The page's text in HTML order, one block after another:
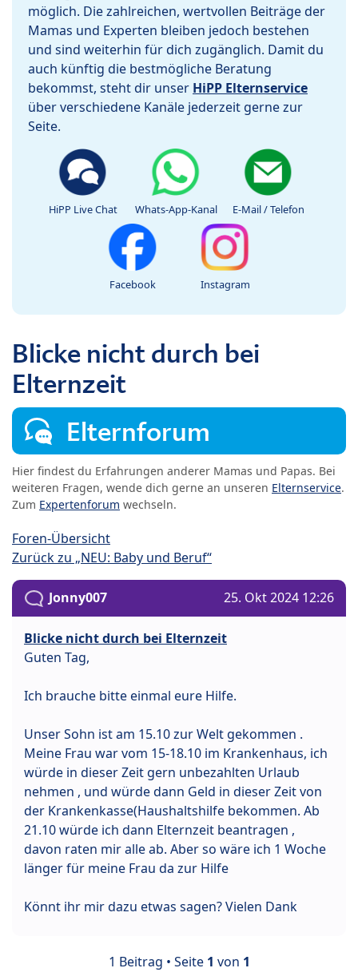
möglich. Die zahlreichen, wertvollen Beiträge der
Mamas und Experten bleiben jedoch bestehen
und sind weiterhin für dich zugänglich. Damit du
auch künftig die bestmögliche Beratung
bekommst, steht dir unser HiPP Elternservice
über verschiedene Kanäle jederzeit gerne zur
Seite.
HiPP Live Chat Whats-App-Kanal E-Mail / Telefon
Facebook Instagram
Blicke nicht durch bei
Elternzeit
Elternforum
Hier findest du Erfahrungen anderer Mamas und Papas. Bei
weiteren Fragen, wende dich gerne an unseren Elternservice.
Zum Expertenforum wechseln.
Foren-Übersicht
Zurück zu „NEU: Baby und Beruf“
Jonny007 25. Okt 2024 12:26
Blicke nicht durch bei Elternzeit
Guten Tag,
Ich brauche bitte einmal eure Hilfe.
Unser Sohn ist am 15.10 zur Welt gekommen .
Meine Frau war vom 15-18.10 im Krankenhaus, ich
würde in dieser Zeit gern unbezahlten Urlaub
nehmen , und würde dann Geld in dieser Zeit von
der Krankenkasse(Haushaltshilfe bekommen. Ab
21.10 würde ich dann Elternzeit beantragen ,
davon raten mir alle ab. Aber so wäre ich 1 Woche
länger für meine Frau da zur Hilfe
Könnt ihr mir dazu etwas sagen? Vielen Dank
1 Beitrag • Seite 1 von 1